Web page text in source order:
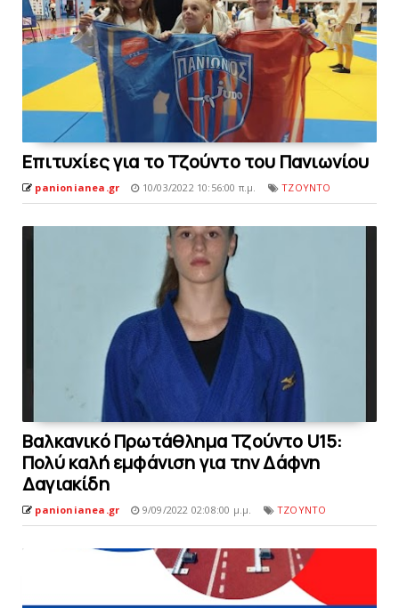
Επιτυχίες για το Τζούντο τoυ Πανιωνίου
panionianea.gr 10/03/2022 10:56:00 π.μ. ΤΖΟΥΝΤΟ
Βαλκανικό Πρωτάθλημα Τζούντο U15:
Πολύ καλή εμφάνιση για την Δάφνη
Δαγιακίδη
panionianea.gr 9/09/2022 02:08:00 μ.μ. ΤΖΟΥΝΤΟ